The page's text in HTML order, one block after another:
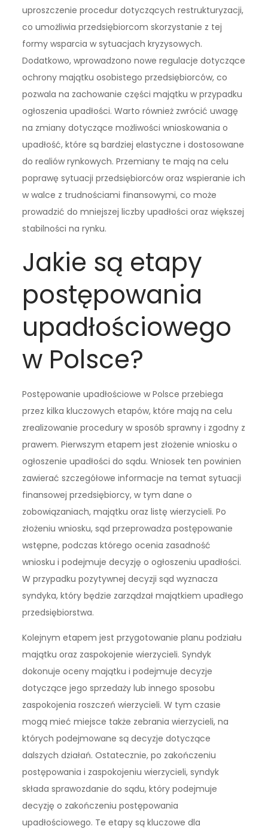
uproszczenie procedur dotyczących restrukturyzacji,
co umożliwia przedsiębiorcom skorzystanie z tej
formy wsparcia w sytuacjach kryzysowych.
Dodatkowo, wprowadzono nowe regulacje dotyczące
ochrony majątku osobistego przedsiębiorców, co
pozwala na zachowanie części majątku w przypadku
ogłoszenia upadłości. Warto również zwrócić uwagę
na zmiany dotyczące możliwości wnioskowania o
upadłość, które są bardziej elastyczne i dostosowane
do realiów rynkowych. Przemiany te mają na celu
poprawę sytuacji przedsiębiorców oraz wspieranie ich
w walce z trudnościami finansowymi, co może
prowadzić do mniejszej liczby upadłości oraz większej
stabilności na rynku.
Jakie są etapy
postępowania
upadłościowego
w Polsce?
Postępowanie upadłościowe w Polsce przebiega
przez kilka kluczowych etapów, które mają na celu
zrealizowanie procedury w sposób sprawny i zgodny z
prawem. Pierwszym etapem jest złożenie wniosku o
ogłoszenie upadłości do sądu. Wniosek ten powinien
zawierać szczegółowe informacje na temat sytuacji
finansowej przedsiębiorcy, w tym dane o
zobowiązaniach, majątku oraz listę wierzycieli. Po
złożeniu wniosku, sąd przeprowadza postępowanie
wstępne, podczas którego ocenia zasadność
wniosku i podejmuje decyzję o ogłoszeniu upadłości.
W przypadku pozytywnej decyzji sąd wyznacza
syndyka, który będzie zarządzał majątkiem upadłego
przedsiębiorstwa.
Kolejnym etapem jest przygotowanie planu podziału
majątku oraz zaspokojenie wierzycieli. Syndyk
dokonuje oceny majątku i podejmuje decyzje
dotyczące jego sprzedaży lub innego sposobu
zaspokojenia roszczeń wierzycieli. W tym czasie
mogą mieć miejsce także zebrania wierzycieli, na
których podejmowane są decyzje dotyczące
dalszych działań. Ostatecznie, po zakończeniu
postępowania i zaspokojeniu wierzycieli, syndyk
składa sprawozdanie do sądu, który podejmuje
decyzję o zakończeniu postępowania
upadłościowego. Te etapy są kluczowe dla